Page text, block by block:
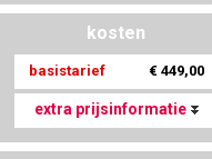
Nascholing aanmelden
kosten
basistarief € 449,00
extra prijsinformatie